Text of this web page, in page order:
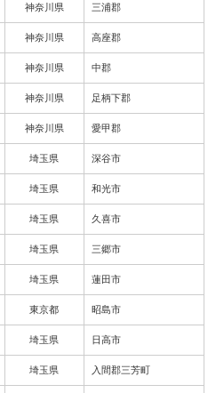
神奈川県 三浦郡
神奈川県 高座郡
神奈川県 中郡
神奈川県 足柄下郡
神奈川県 愛甲郡
埼玉県 深谷市
埼玉県 和光市
埼玉県 久喜市
埼玉県 三郷市
埼玉県 蓮田市
東京都 昭島市
埼玉県 日高市
埼玉県 入間郡三芳町